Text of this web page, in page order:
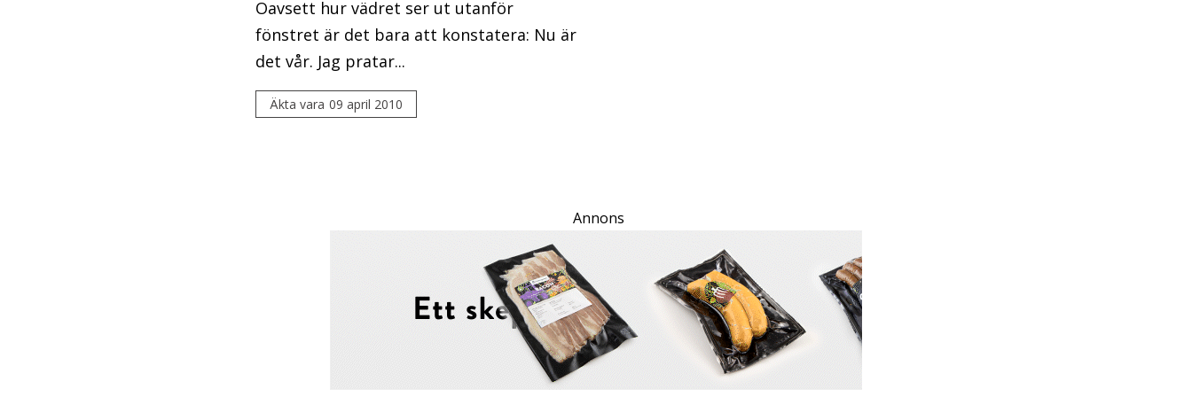
Oavsett hur vädret ser ut utanför
fönstret är det bara att konstatera: Nu är
det vår. Jag pratar...
Äkta vara 09 april 2010
Annons